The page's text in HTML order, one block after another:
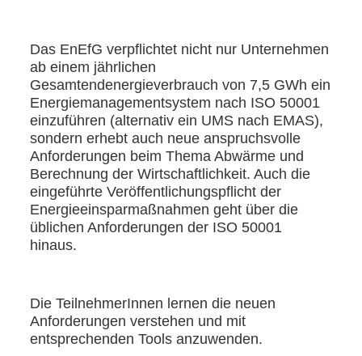
Das EnEfG verpflichtet nicht nur Unternehmen
ab einem jährlichen
Gesamtendenergieverbrauch von 7,5 GWh ein
Energiemanagementsystem nach ISO 50001
einzuführen (alternativ ein UMS nach EMAS),
sondern erhebt auch neue anspruchsvolle
Anforderungen beim Thema Abwärme und
Berechnung der Wirtschaftlichkeit. Auch die
eingeführte Veröffentlichungspflicht der
Energieeinsparmaßnahmen geht über die
üblichen Anforderungen der ISO 50001
hinaus.
Die TeilnehmerInnen lernen die neuen
Anforderungen verstehen und mit
entsprechenden Tools anzuwenden.